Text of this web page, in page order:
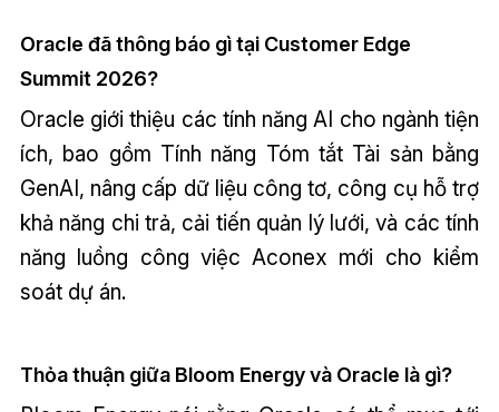
Oracle đã thông báo gì tại Customer Edge
Summit 2026?
Oracle giới thiệu các tính năng AI cho ngành tiện
ích, bao gồm Tính năng Tóm tắt Tài sản bằng
GenAI, nâng cấp dữ liệu công tơ, công cụ hỗ trợ
khả năng chi trả, cải tiến quản lý lưới, và các tính
năng luồng công việc Aconex mới cho kiểm
soát dự án.
Thỏa thuận giữa Bloom Energy và Oracle là gì?